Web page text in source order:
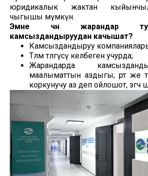
юридикалык жактан
чыгышы мүмкүн.
Эмне үчүн жарандар
камсыздандыруудан качышат?
Камсыздандыруу
Төлөм төлөгүсү келбеген учурда;
Жарандарда
маалыматтын аздыгы; өрт же
коркунучу аз деп ойлошот,